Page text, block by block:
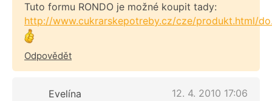
Tuto formu RONDO je možné koupit tady:
http://www.cukrarskepotreby.cz/cze/produkt.html/
Odpovědět
Evelína
12. 4. 2010 17:06